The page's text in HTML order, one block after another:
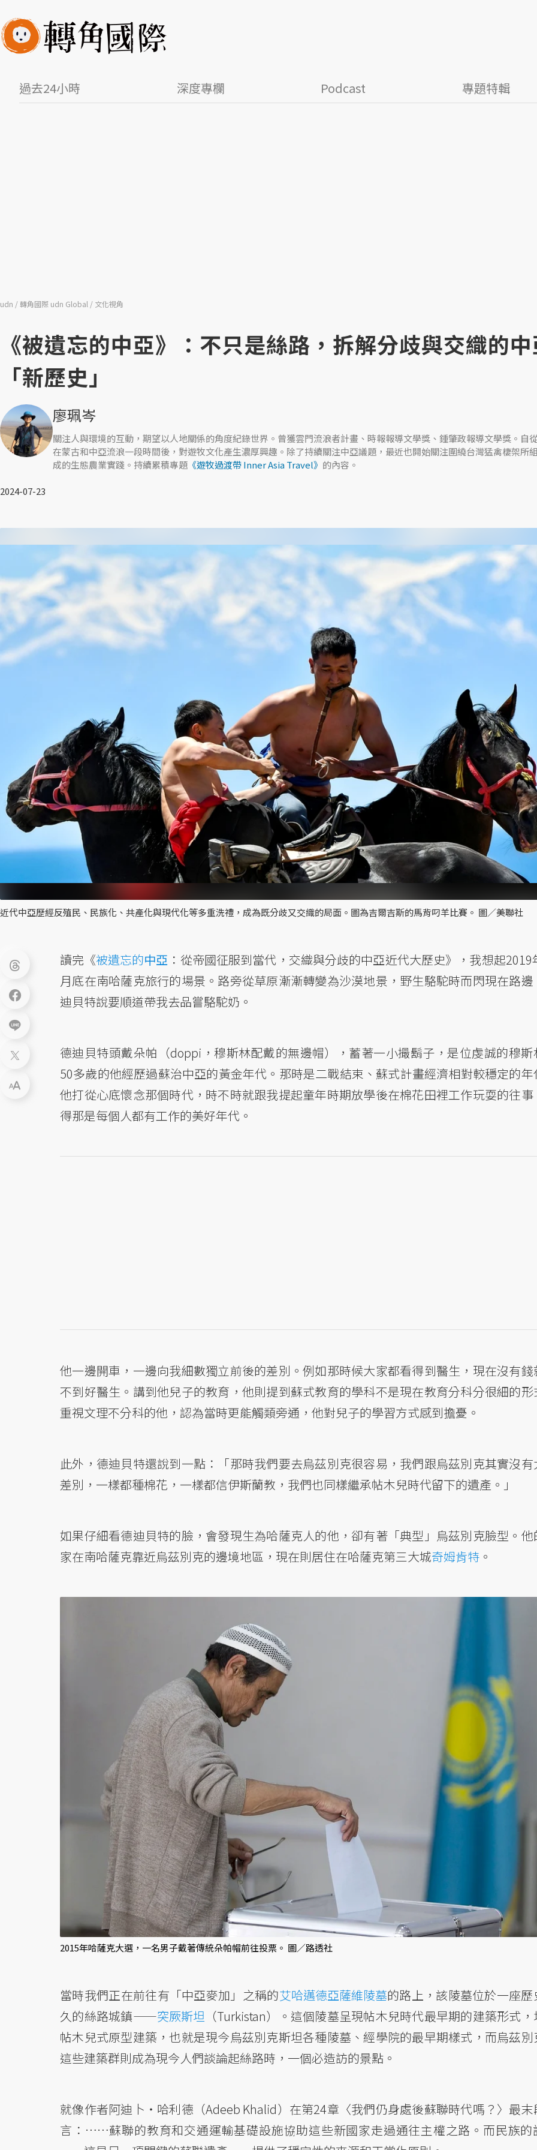
過去24小時 深度專欄 Podcast 專題特輯
udn 轉角國際 udn Global 文化視角
《被遺忘的中亞》：不只是絲路，拆解分歧與交織的
「新歷史」
廖珮岑
關注人與環境的互動，期望以人地關係的角度紀錄世界。曾獲雲門流浪者計畫、時報報導文學獎、鍾肇政報導文學獎。自
在蒙古和中亞流浪一段時間後，對遊牧文化產生濃厚興趣。除了持續關注中亞議題，最近也開始關注圍繞台灣猛禽棲架所
成的生態農業實踐。持續累積專題 《遊牧過渡帶 Inner Asia Travel》 的內容。
2024-07-23
近代中亞歷經反殖民、民族化、共產化與現代化等多重洗禮，成為既分歧又交織的局面。圖為吉爾吉斯的馬背叼羊比賽。 圖／美聯社
讀完《被遺忘的中亞 ：從帝國征服到當代，交織與分歧的中亞近代大歷史》，我想起2019
月底在南哈薩克旅行的場景。路旁從草原漸漸轉變為沙漠地景，野生駱駝時而閃現在路邊
迪貝特說要順道帶我去品嘗駱駝奶。
德迪貝特頭戴朵帕（doppi，穆斯林配戴的無邊帽），蓄著一小撮鬍子，是位虔誠的穆斯
50多歲的他經歷過蘇治中亞的黃金年代。那時是二戰結束、蘇式計畫經濟相對較穩定的年
他打從心底懷念那個時代，時不時就跟我提起童年時期放學後在棉花田裡工作玩耍的往事
得那是每個人都有工作的美好年代。
他一邊開車，一邊向我細數獨立前後的差別。例如那時候大家都看得到醫生，現在沒有錢
不到好醫生。講到他兒子的教育，他則提到蘇式教育的學科不是現在教育分科分很細的形
重視文理不分科的他，認為當時更能觸類旁通，他對兒子的學習方式感到擔憂。
此外，德迪貝特還說到一點：「那時我們要去烏茲別克很容易，我們跟烏茲別克其實沒有
差別，一樣都種棉花，一樣都信伊斯蘭教，我們也同樣繼承帖木兒時代留下的遺產。」
如果仔細看德迪貝特的臉，會發現生為哈薩克人的他，卻有著「典型」烏茲別克臉型。他
家在南哈薩克靠近烏茲別克的邊境地區，現在則居住在哈薩克第三大城奇姆肯特 。
2015年哈薩克大選，一名男子戴著傳統朵帕帽前往投票。 圖／路透社
當時我們正在前往有「中亞麥加」之稱的艾哈邁德亞薩維陵墓的路上，該陵墓位於一座歷
久的絲路城鎮——突厥斯坦 （Turkistan）。這個陵墓呈現帖木兒時代最早期的建築形式
帖木兒式原型建築，也就是現今烏茲別克斯坦各種陵墓、經學院的最早期樣式，而烏茲別
這些建築群則成為現今人們談論起絲路時，一個必造訪的景點。
就像作者阿迪卜・哈利德（Adeeb Khalid）在第24章〈我們仍身處後蘇聯時代嗎？〉最末
言：……蘇聯的教育和交通運輸基礎設施協助這些新國家走過通往主權之路。而民族的